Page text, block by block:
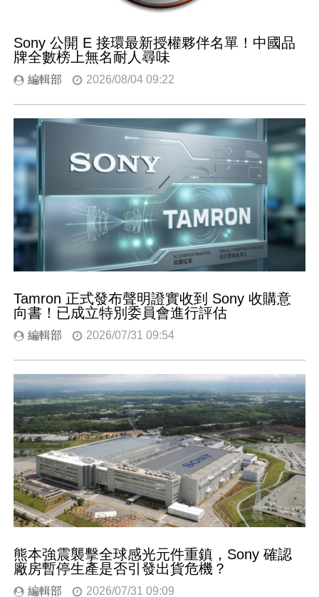
Sony 公開 E 接環最新授權夥伴名單！中國品
牌全數榜上無名耐人尋味
編輯部 2026/08/04 09:22
Tamron 正式發布聲明證實收到 Sony 收購意
向書！已成立特別委員會進行評估
編輯部 2026/07/31 09:54
熊本強震襲擊全球感光元件重鎮，Sony 確認
廠房暫停生產是否引發出貨危機？
編輯部 2026/07/31 09:09